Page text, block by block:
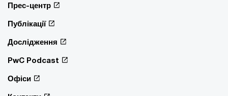
Прес-центр
Публікації
Дослідження
PwC Podcast
Офіси